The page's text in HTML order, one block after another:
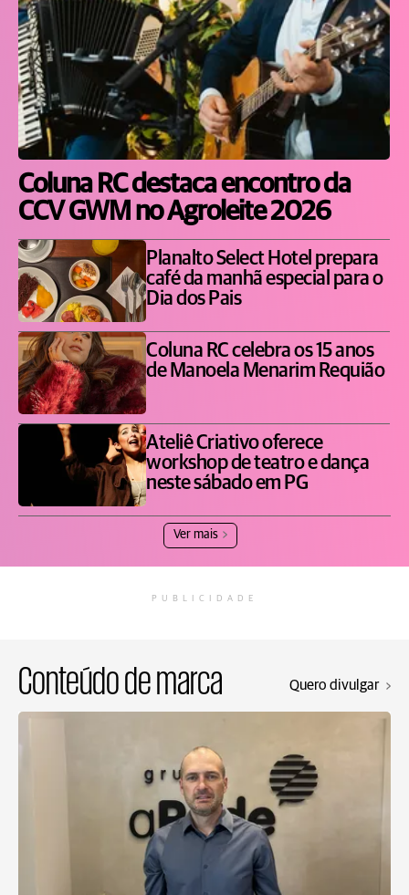
Coluna RC destaca encontro da
CCV GWM no Agroleite 2026
Planalto Select Hotel prepara
café da manhã especial para o
Dia dos Pais
Coluna RC celebra os 15 anos
de Manoela Menarim Requião
Ateliê Criativo oferece
workshop de teatro e dança
neste sábado em PG
Ver mais
PUBLICIDADE
Conteúdo de marca Quero divulgar